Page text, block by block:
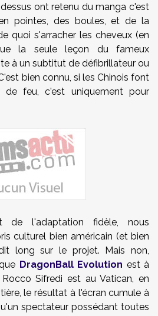
ont retenu du manga c'est
pointes, des boules, et de la
quoi s'arracher les cheveux (en
la seule leçon du fameux
à un subtitut de défibrillateur ou
bien connu, si les Chinois font
de feu, c'est uniquement pour
de l'adaptation fidèle, nous
culturel bien américain (et bien
long sur le projet. Mais non,
DragonBall Evolution est à
Sifredi est au Vatican, en
le résultat à l'écran cumule à
spectateur possédant toutes